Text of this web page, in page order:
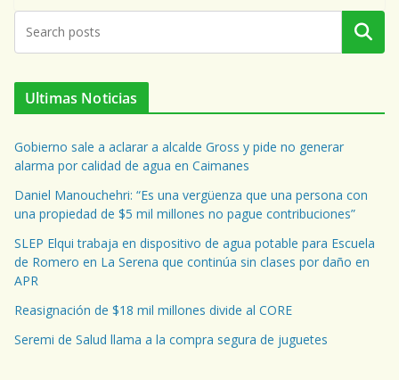
Buscar
Ultimas Noticias
Gobierno sale a aclarar a alcalde Gross y pide no generar
alarma por calidad de agua en Caimanes
Daniel Manouchehri: “Es una vergüenza que una persona con
una propiedad de $5 mil millones no pague contribuciones”
SLEP Elqui trabaja en dispositivo de agua potable para Escuela
de Romero en La Serena que continúa sin clases por daño en
APR
Reasignación de $18 mil millones divide al CORE
Seremi de Salud llama a la compra segura de juguetes